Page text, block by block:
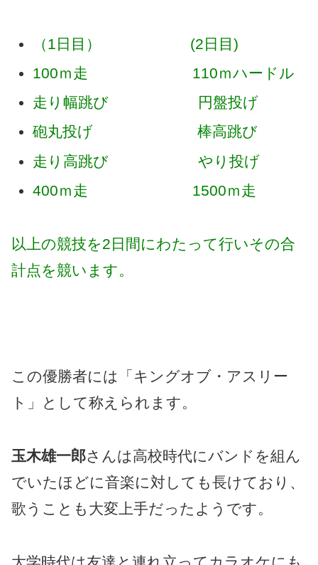
（1日目） (2日目)
100ｍ走 110ｍハードル
走り幅跳び 円盤投げ
砲丸投げ 棒高跳び
走り高跳び やり投げ
400ｍ走 1500ｍ走
以上の競技を2日間にわたって行いその合
計点を競います。
この優勝者には「キングオブ・アスリー
ト」として称えられます。
玉木雄一郎さんは高校時代にバンドを組ん
でいたほどに音楽に対しても長けており、
歌うことも大変上手だったようです。
大学時代は友達と連れ立ってカラオケにも